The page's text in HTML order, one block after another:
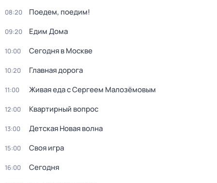
08:20 Поедем, поедим!
09:20 Едим Дома
10:00 Сегодня в Москве
10:20 Главная дорога
11:00 Живая еда с Сергеем Малозёмовым
12:00 Квартирный вопрос
13:00 Детская Новая волна
15:00 Своя игра
16:00 Сегодня